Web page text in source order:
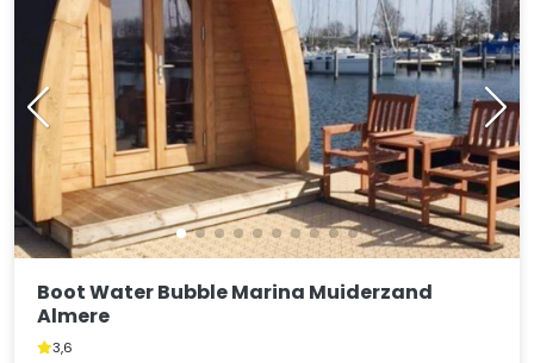
Boot Water Bubble Marina Muiderzand
Almere
3,6